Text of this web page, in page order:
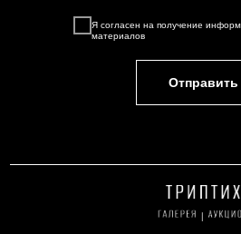
Я согласен на получение
материалов
Отправить